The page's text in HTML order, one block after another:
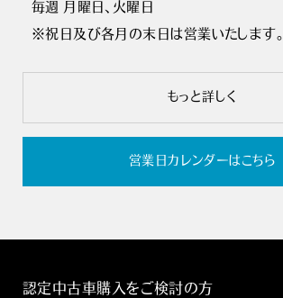
毎週 月曜日､火曜日
※祝日及び各月の末日は営業いたします。
もっと詳しく
営業日カレンダーはこちら
認定中古車購入をご検討の方